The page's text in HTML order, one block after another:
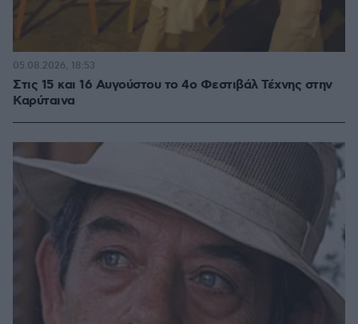
Στις 15 και 16 Αυγούστου το 4ο Φεστιβάλ Τέχνης στην
Καρύταινα
05.08.2026, 18:53